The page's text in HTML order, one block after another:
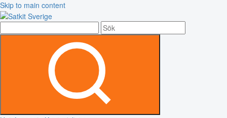
Skip to main content